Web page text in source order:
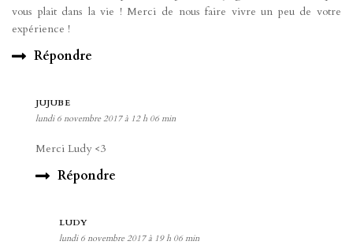
vous plait dans la vie ! Merci de nous faire vivre un peu de votre
expérience !
Répondre
JUJUBE
lundi 6 novembre 2017 à 12 h 06 min
Merci Ludy <3
Répondre
LUDY
lundi 6 novembre 2017 à 19 h 06 min